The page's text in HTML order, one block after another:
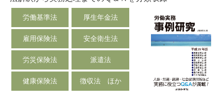
労働基準法 厚生年金法
雇用保険法 安全衛生法
労災保険法 派遣法
健康保険法 徴収法 ほか